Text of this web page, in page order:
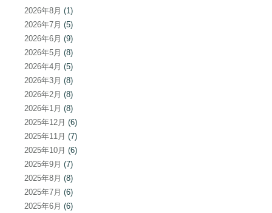
ー
シ
ョ
ン
2026年8月 (1)
2026年7月 (5)
2026年6月 (9)
2026年5月 (8)
2026年4月 (5)
2026年3月 (8)
2026年2月 (8)
2026年1月 (8)
2025年12月 (6)
2025年11月 (7)
2025年10月 (6)
2025年9月 (7)
2025年8月 (8)
2025年7月 (6)
2025年6月 (6)